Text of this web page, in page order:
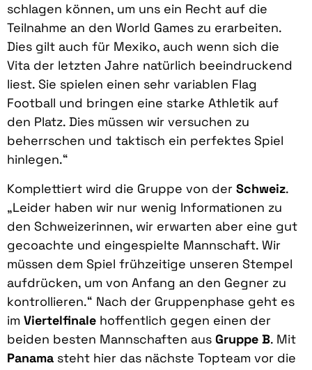
schlagen können, um uns ein Recht auf die
Teilnahme an den World Games zu erarbeiten.
Dies gilt auch für Mexiko, auch wenn sich die
Vita der letzten Jahre natürlich beeindruckend
liest. Sie spielen einen sehr variablen Flag
Football und bringen eine starke Athletik auf
den Platz. Dies müssen wir versuchen zu
beherrschen und taktisch ein perfektes Spiel
hinlegen.“
Komplettiert wird die Gruppe von der Schweiz.
„Leider haben wir nur wenig Informationen zu
den Schweizerinnen, wir erwarten aber eine gut
gecoachte und eingespielte Mannschaft. Wir
müssen dem Spiel frühzeitige unseren Stempel
aufdrücken, um von Anfang an den Gegner zu
kontrollieren.“ Nach der Gruppenphase geht es
im Viertelfinale hoffentlich gegen einen der
beiden besten Mannschaften aus Gruppe B. Mit
Panama steht hier das nächste Topteam vor die